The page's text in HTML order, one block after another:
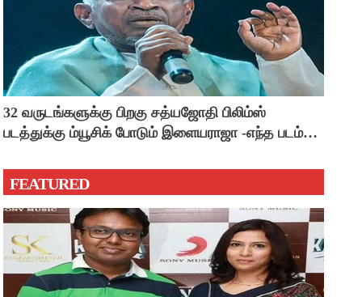
32 வருடங்களுக்கு பிறகு சத்யஜோதி பிலிம்ஸ்
படத்துக்கு ம்யூசிக் போடும் இளையராஜா -எந்த படம்
FEATURED